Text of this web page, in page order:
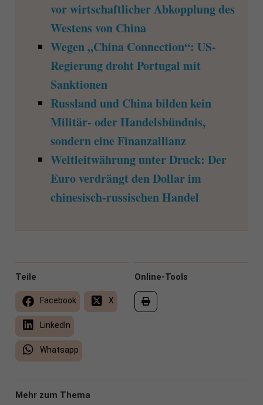
vor wirtschaftlicher Abkopplung des
Westens von China
Wegen „China Connection“: US-
Regierung droht Portugal mit
Sanktionen
Russland und China bilden kein
Militär- oder Handelsbündnis,
sondern eine Finanzallianz
Weltleitwährung unter Druck: Der
Euro verdrängt den Dollar im
chinesisch-russischen Handel
Online-Tools
Teile
Facebook X
LinkedIn
Whatsapp
Mehr zum Thema